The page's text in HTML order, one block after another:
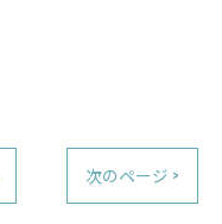
次のページ >